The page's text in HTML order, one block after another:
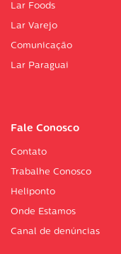
Lar Foods
Lar Varejo
Comunicação
Lar Paraguai
Fale Conosco
Contato
Trabalhe Conosco
Heliponto
Onde Estamos
Canal de denúncias